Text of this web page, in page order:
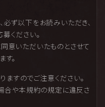
ず以下をお読みいただき、
ください。
意いただいたものとさせて
す。
ますのでご注意ください。
合や本規約の規定に違反さ